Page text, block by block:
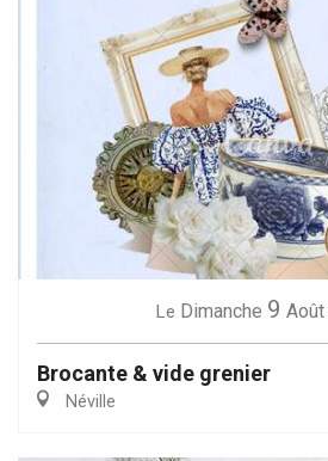
Le Dimanche 9 Août
Brocante & vide grenier
Néville